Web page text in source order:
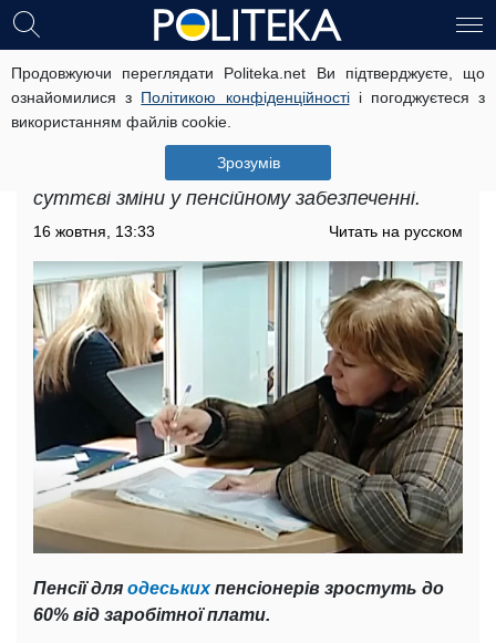
Продовжуючи переглядати Politeka.net Ви підтверджуєте, що
ознайомилися з Політикою конфіденційностіі погоджуєтеся з
використанням файлів cookie.
Зрозумів
У Мінсоцполітики анонсували, коли
зростуть пенсії: ніхто не
залишиться без соцпідтримки
В Україні з липня 2025 року очікуються
суттєві зміни у пенсійному забезпеченні.
16 жовтня, 13:33 Читать на русском
Пенсії для одеськихпенсіонерів зростуть до
60% від заробітної плати.